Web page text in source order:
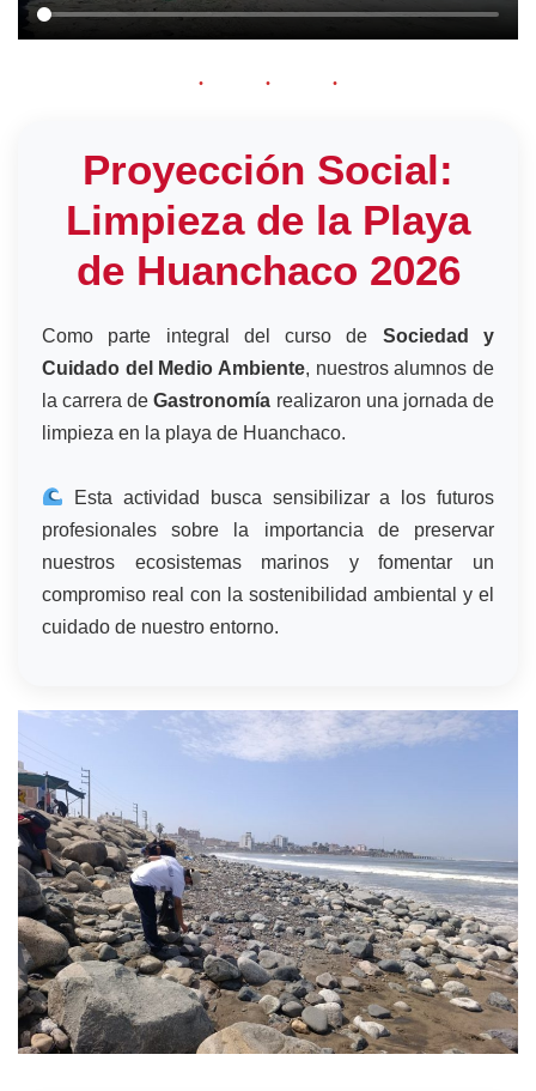
Proyección Social:
Limpieza de la Playa
de Huanchaco 2026
Como parte integral del curso de Sociedad y
Cuidado del Medio Ambiente, nuestros alumnos de
la carrera deGastronomía realizaron una jornada de
limpieza en la playa de Huanchaco.
Esta actividad busca sensibilizar a los futuros
profesionales sobre la importancia de preservar
nuestros ecosistemas marinos y fomentar un
compromiso real con la sostenibilidad ambiental y el
cuidado de nuestro entorno.